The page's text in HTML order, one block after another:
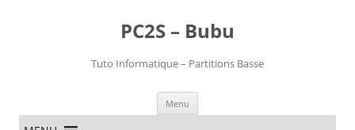
PC2S – Bubu
Tuto Informatique – Partitions Basse
Menu
contenu